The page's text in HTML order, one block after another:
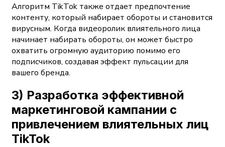
Алгоритм TikTok также отдает предпочтение
контенту, который набирает обороты и становится
вирусным. Когда видеоролик влиятельного лица
начинает набирать обороты, он может быстро
охватить огромную аудиторию помимо его
подписчиков, создавая эффект пульсации для
вашего бренда.
3) Разработка эффективной
маркетинговой кампании с
привлечением влиятельных лиц
TikTok